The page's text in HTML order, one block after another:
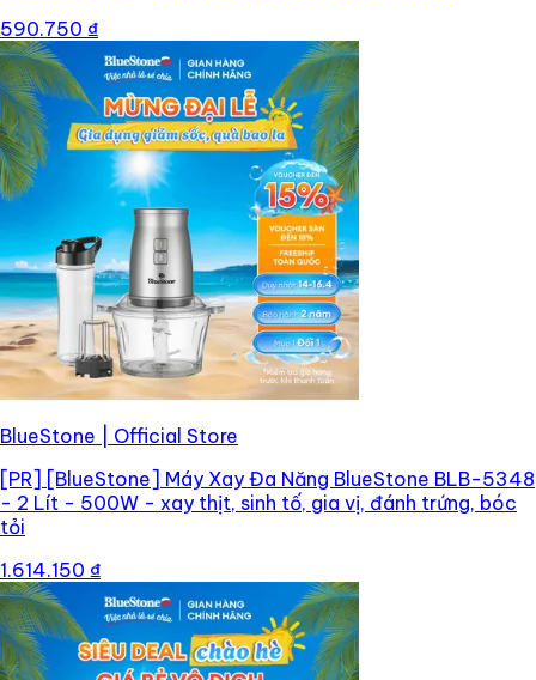
590.750 ₫
BlueStone | Official Store
[PR] [BlueStone] Máy Xay Đa Năng BlueStone BLB-5348
- 2 Lít - 500W - xay thịt, sinh tố, gia vị, đánh trứng, bóc
tỏi
1.614.150 ₫